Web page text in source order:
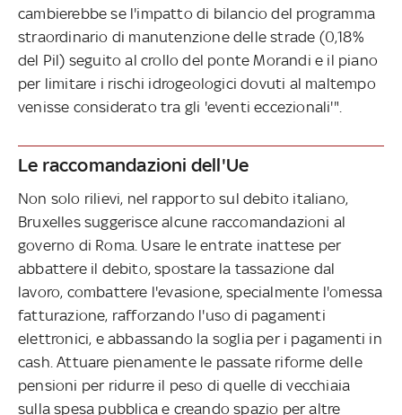
cambierebbe se l'impatto di bilancio del programma
straordinario di manutenzione delle strade (0,18%
del Pil) seguito al crollo del ponte Morandi e il piano
per limitare i rischi idrogeologici dovuti al maltempo
venisse considerato tra gli 'eventi eccezionali'".
Le raccomandazioni dell'Ue
Non solo rilievi, nel rapporto sul debito italiano,
Bruxelles suggerisce alcune raccomandazioni al
governo di Roma. Usare le entrate inattese per
abbattere il debito, spostare la tassazione dal
lavoro, combattere l'evasione, specialmente l'omessa
fatturazione, rafforzando l'uso di pagamenti
elettronici, e abbassando la soglia per i pagamenti in
cash. Attuare pienamente le passate riforme delle
pensioni per ridurre il peso di quelle di vecchiaia
sulla spesa pubblica e creando spazio per altre